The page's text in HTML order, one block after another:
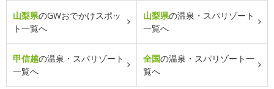
山梨県のGWおでかけスポッ
ト一覧へ
山梨県の温泉・スパリゾート
一覧へ
甲信越の温泉・スパリゾート
一覧へ
全国の温泉・スパリゾート一
覧へ